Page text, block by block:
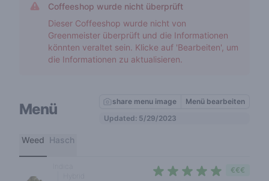
Coffeeshop wurde nicht überprüft
Dieser Coffeeshop wurde nicht von
Greenmeister überprüft und die Informationen
könnten veraltet sein. Klicke auf 'Bearbeiten', um
die Informationen zu aktualisieren.
Menü share menu image
Menü bearbeiten
Updated: 5/29/2023
Weed Hasch
€€€